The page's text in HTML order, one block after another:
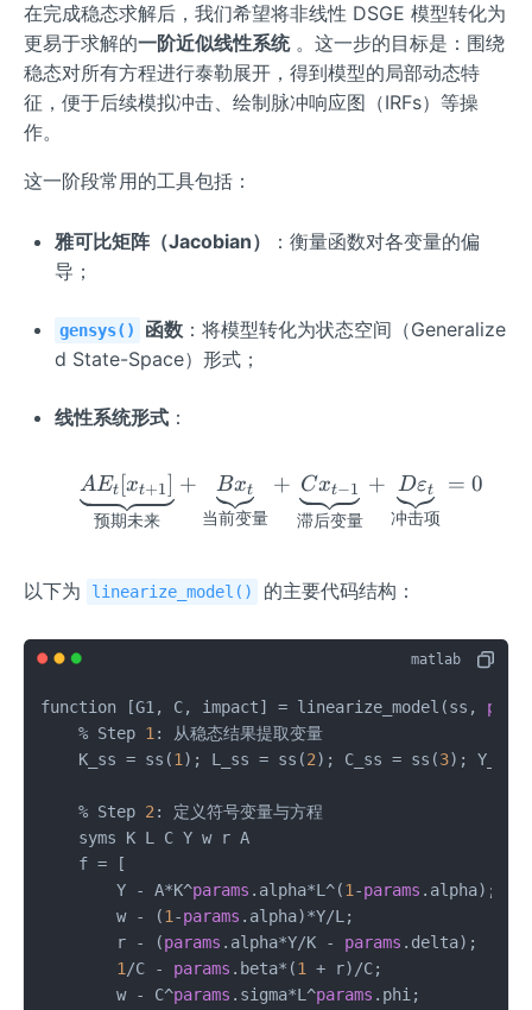
在完成稳态求解后，我们希望将非线性 DSGE 模型转化为
更易于求解的一阶近似线性系统。这一步的目标是：围绕
稳态对所有方程进行泰勒展开，得到模型的局部动态特
征，便于后续模拟冲击、绘制脉冲响应图（IRFs）等操
作。
这一阶段常用的工具包括：
雅可比矩阵（Jacobian）
：衡量函数对各变量的偏
导；
gensys() 函数：将模型转化为状态空间（Generalize
d State-Space）形式；
线性系统形式：
\underbrace{A
预期未来
AEt [xt+1] +
当前变量
Bxt +
滞后变量
Cxt−1 +
冲击项
Dεt = 0
以下为 linearize_model() 的主要代码结构：
function [G1, C, impact] = linearize_model(ss,
    % Step
1: 从稳态结果提取变量
    K_ss = ss(
1); L_ss = ss(2); C_ss = ss(3); Y_ss
    % Step
2: 定义符号变量与方程
    syms K L C Y w r A
    f = [
        Y - A*K^
params .alpha*L^(1-params .alpha);
        w - (
1-params .alpha)*Y/L;
        r - (
params .alpha*Y/K - params .delta);
1/C - params .beta*(1 + r)/C;
        w - C^
params .sigma*L^params .phi;